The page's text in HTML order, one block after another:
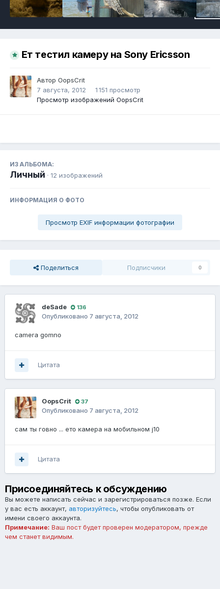
Ет тестил камеру на Sony Ericsson
Автор OopsCrit
7 августа, 2012
1 151 просмотр
Просмотр изображений OopsCrit
ИЗ АЛЬБОМА:
Личный · 12 изображений
ИНФОРМАЦИЯ О ФОТО
Просмотр EXIF информации фотографии
Поделиться Подписчики 0
deSade 136
Опубликовано 7 августа, 2012
camera gomno
Цитата
OopsCrit 37
Опубликовано 7 августа, 2012
сам ты говно ... ето камера на мобильном j10
Цитата
Присоединяйтесь к обсуждению
Вы можете написать сейчас и зарегистрироваться позже. Если
у вас есть аккаунт, авторизуйтесь, чтобы опубликовать от
имени своего аккаунта.
Примечание: Ваш пост будет проверен модератором, прежде
чем станет видимым.